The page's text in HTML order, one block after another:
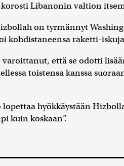
Libanonin valtion
on tyrmännyt
kohdistaneensa raketti-
että se odotti
toistensa kanssa
hyökkäystään
kuin koskaan”.